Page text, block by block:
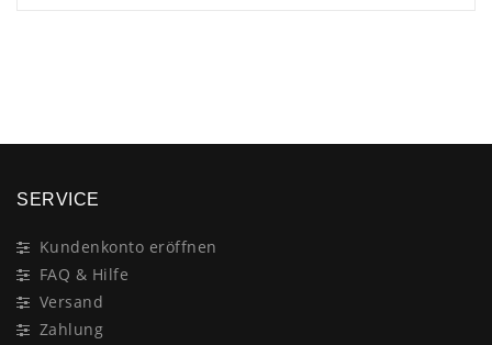
SERVICE
Kundenkonto eröffnen
FAQ & Hilfe
Versand
Zahlung